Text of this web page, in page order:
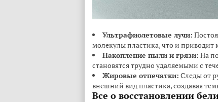
Ультрафиолетовые лучи:
молекулы пластика, что и
Накопление пыли и грязи: На
становятся трудно удаляемыми с
Жировые отпечатки: Следы от
внешний вид пластика, создавая
Все о восстановлении